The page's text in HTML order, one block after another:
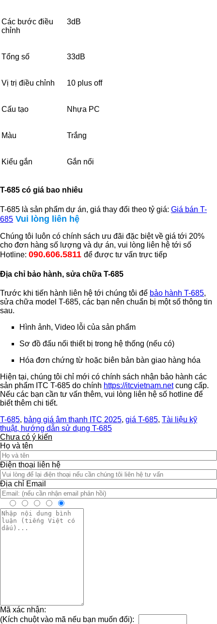
Các bước điều
chỉnh
3dB
Tổng số 33dB
Vị trị điều chỉnh 10 plus off
Cấu tạo Nhựa PC
Màu Trắng
Kiểu gắn Gắn nổi
T-685 có giá bao nhiêu
T-685 là sản phẩm dự án, giá thay đổi theo tỷ giá: Giá bán T-
685 Vui lòng liên hệ
Chúng tôi luôn có chính sách ưu đãi đặc biệt về giá tới 20%
cho đơn hàng số lượng và dự án, vui lòng liên hệ tới số
Hotline: 090.606.5811 để được tư vấn trực tiếp
Địa chỉ bảo hành, sửa chữa T-685
Trước khi tiến hành liên hệ tới chúng tôi để bảo hành T-685,
sửa chữa model T-685, các bạn nên chuẩn bị một số thông tin
sau.
Hình ảnh, Video lỗi của sản phẩm
Sơ đồ đấu nối thiết bị trong hệ thống (nếu có)
Hóa đơn chứng từ hoặc biên bản bàn giao hàng hóa
Hiện tại, chúng tôi chỉ mới có chính sách nhận bảo hành các
sản phẩm ITC T-685 do chính https://itcvietnam.netcung cấp.
Nếu các bạn cần tư vấn thêm, vui lòng liên hệ số hotline để
biết thêm chi tiết.
T-685, bảng giá âm thanh ITC 2025, giá T-685, Tài liệu kỹ
thuật, hướng dẫn sử dụng T-685
Chưa có ý kiến
Họ và tên
Điện thoại liên hệ
Địa chỉ Email
Mã xác nhận:
(Kích chuột vào mã nếu bạn muốn đổi):